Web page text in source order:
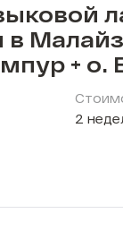
в
+ о.